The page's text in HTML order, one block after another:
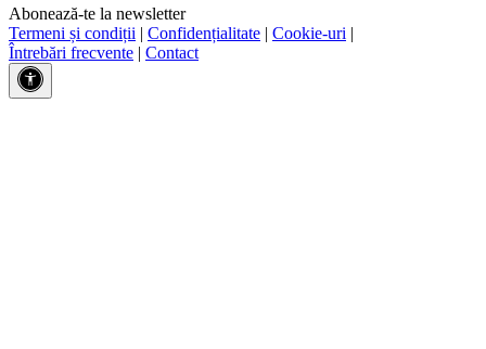
Abonează-te la newsletter
Termeni și condiții | Confidențialitate | Cookie-uri |
Întrebări frecvente | Contact